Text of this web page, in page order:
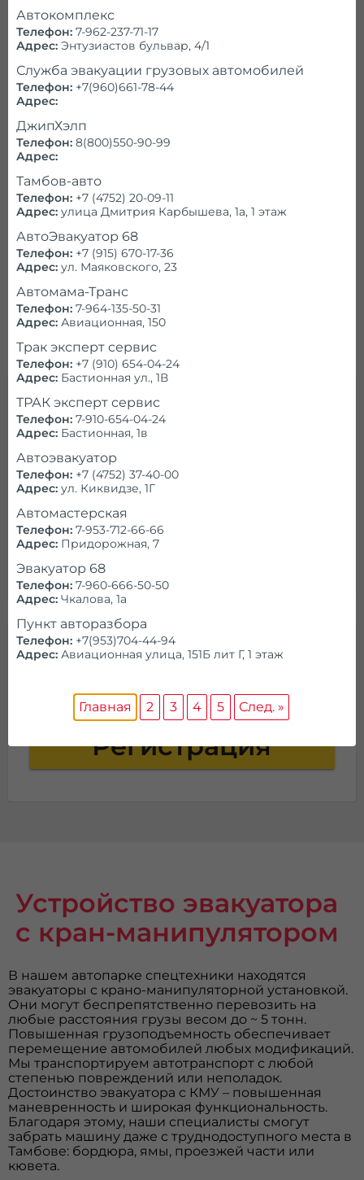
Непредвиденные ситуации, такие как
поломка автомобиля или дтп, не
приходят по расписанию. Они застают
любого человека врасплох. Поэтому
услуга эвакуатораможет понадобиться в
любое время суток и пору года. Мы
оказываем помощь в будние, выходные и
праздничные дни. Работая 24/7, наша
служба приходит на выручку в любую
точку Тамбова. Глубокая ночь, снегопад
или сильный мороз не являются помехой,
чтобы оказать квалифицированную
Позвоните нам!
Справочник
Проконсультируем и ответим на
Ищем партнеров в Тамбове
Предоставляемзаказы на эвакуатор
Регистрация
Устройство эвакуатора
с кран-манипулятором
В нашем автопарке спецтехники находятся
эвакуаторы с крано-манипуляторной установкой.
Они могут беспрепятственно перевозить на
любые расстояния грузы весом до ~ 5 тонн.
Повышенная грузоподъемность обеспечивает
перемещение автомобилей любых модификаций.
Мы транспортируем автотранспорт с любой
степенью повреждений или неполадок.
Достоинство эвакуатора с КМУ – повышенная
маневренность и широкая функциональность.
Благодаря этому, наши специалисты смогут
забрать машину даже с труднодоступного места в
Тамбове: бордюра, ямы, проезжей части или
кювета.
Автокомплекс
Телефон: 7-962-237-71-17
Адрес: Энтузиастов бульвар, 4/1
Служба эвакуации грузовых автомобилей
Телефон: +7(960)661-78-44
Адрес:
ДжипХэлп
Телефон: 8(800)550-90-99
Адрес:
Тамбов-авто
Телефон: +7 (4752) 20-09-11
Адрес: улица Дмитрия Карбышева, 1а, 1 этаж
АвтоЭвакуатор 68
Телефон: +7 (915) 670-17-36
Адрес: ул. Маяковского, 23
Автомама-Транс
Телефон: 7-964-135-50-31
Адрес: Авиационная, 150
Трак эксперт сервис
Телефон: +7 (910) 654-04-24
Адрес: Бастионная ул., 1В
ТРАК эксперт сервис
Телефон: 7-910-654-04-24
Адрес: Бастионная, 1в
Автоэвакуатор
Телефон: +7 (4752) 37-40-00
Адрес: ул. Киквидзе, 1Г
Автомастерская
Телефон: 7-953-712-66-66
Адрес: Придорожная, 7
Эвакуатор 68
Телефон: 7-960-666-50-50
Адрес: Чкалова, 1а
Пункт авторазбора
Телефон: +7(953)704-44-94
Адрес: Авиационная улица, 151Б лит Г, 1 этаж
Главная 2 3 4 5 След. »